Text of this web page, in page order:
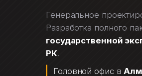
Генеральное
Разработка полного
государственной
РК.
Головной офис в